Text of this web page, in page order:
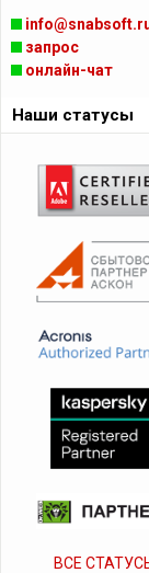
запрос
онлайн-чат
Наши статусы
ВСЕ